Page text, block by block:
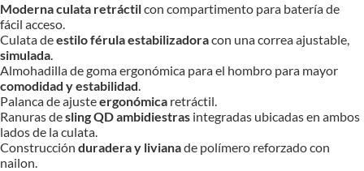
Moderna culata retráctilcon compartimento para batería de
fácil acceso.
Culata deestilo férula estabilizadoracon una correa ajustable,
simulada.
Almohadilla de goma ergonómica para el hombro para mayor
comodidad y estabilidad.
Palanca de ajusteergonómica retráctil.
Ranuras desling QD ambidiestras integradas ubicadas en ambos
lados de la culata.
Construcción duradera y livianade polímero reforzado con
nailon.